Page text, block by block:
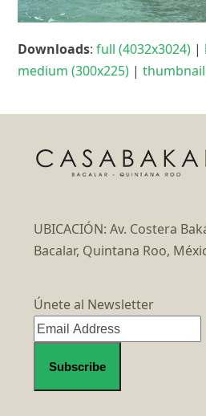
Downloads:full (4032x3024) |
medium (300x225) |thumbnail
UBICACIÓN: Av. Costera
Bacalar, Quintana Roo,
Únete al Newsletter